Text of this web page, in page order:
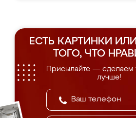
ЕСТЬ КАРТИНКИ
ТОГО, ЧТО
Присылайте — сделаем
лучше!